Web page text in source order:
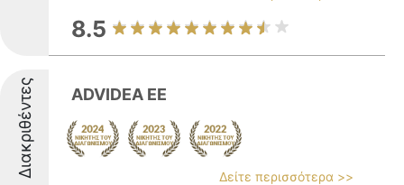
8.5
Διακριθέντες ADVIDEA ΕΕ
Δείτε περισσότερα >>